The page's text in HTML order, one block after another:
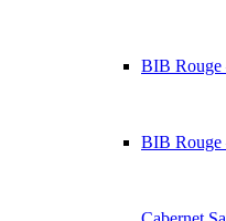
BIB Rouge
BIB Rouge